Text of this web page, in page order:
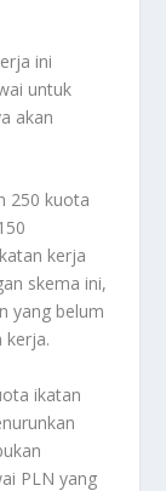
ini
untuk
akan
250 kuota
kerja
skema ini,
yang belum
kerja.
ikatan
PLN yang